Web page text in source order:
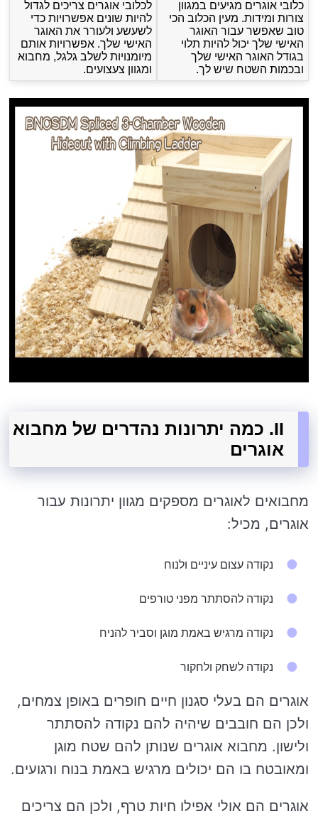
כלובי אוגרים מגיעים במגוון
צורות ומידות. מעין הכלוב הכי
טוב שאפשר עבור האוגר
האישי שלך יכול להיות תלוי
בגודל האוגר האישי שלך
ובכמות השטח שיש לך.
לכלובי אוגרים צריכים לגדול
להיות שונים אפשרויות כדי
לשעשע ולעורר את האוגר
האישי שלך. אפשרויות אותם
מיומנויות לשלב גלגל, מחבוא
ומגוון צעצועים.
II. כמה יתרונות נהדרים של מחבוא
אוגרים
מחבואים לאוגרים מספקים מגוון יתרונות עבור
אוגרים, מכיל:
נקודה עצום עיניים ולנוח
נקודה להסתתר מפני טורפים
נקודה מרגיש באמת מוגן וסביר להניח
נקודה לשחק ולחקור
אוגרים הם בעלי סגנון חיים חופרים באופן צמחים,
ולכן הם חובבים שיהיה להם נקודה להסתתר
ולישון. מחבוא אוגרים שנותן להם שטח מוגן
ומאובטח בו הם יכולים מרגיש באמת בנוח ורגועים.
אוגרים הם אולי אפילו חיות טרף, ולכן הם צריכים